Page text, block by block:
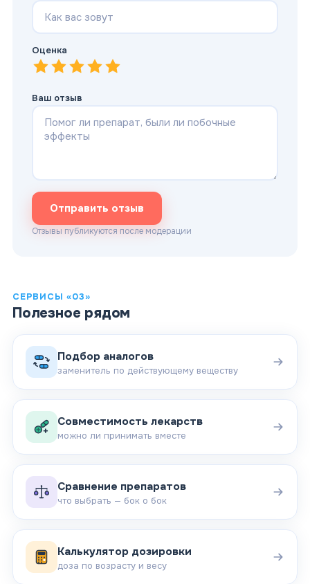
Оценка
4—
3—Нормально
2—Плохо
1—Очень плохо
Ваш отзыв
Отправить отзыв
Отзывы публикуются после модерации
СЕРВИСЫ «03»
Полезное рядом
Подбор аналогов
заменитель по действующему веществу
Совместимость лекарств
можно ли принимать вместе
Сравнение препаратов
что выбрать — бок о бок
Калькулятор дозировки
доза по возрасту и весу